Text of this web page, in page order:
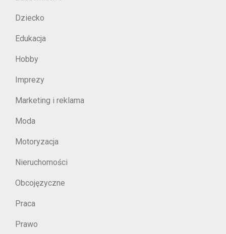
Dziecko
Edukacja
Hobby
Imprezy
Marketing i reklama
Moda
Motoryzacja
Nieruchomości
Obcojęzyczne
Praca
Prawo